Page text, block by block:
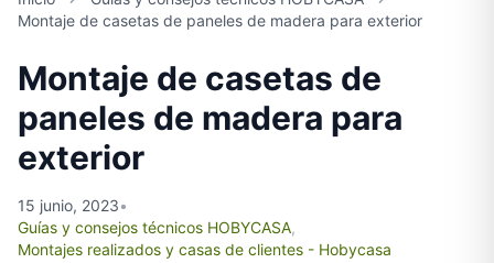
Montaje de casetas de paneles de madera para exterior
Montaje de casetas de
paneles de madera para
exterior
15 junio, 2023•
Guías y consejos técnicos HOBYCASA,
Montajes realizados y casas de clientes - Hobycasa